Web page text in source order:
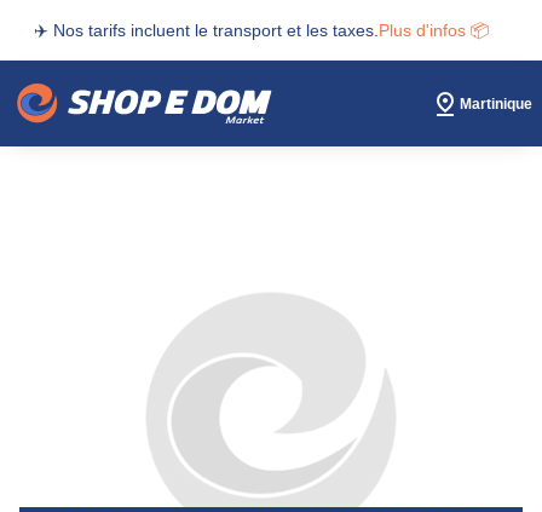
✈️ Nos tarifs incluent le transport et les taxes. Plus d'infos 📦
Martinique